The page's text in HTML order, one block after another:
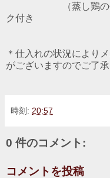
（蒸し鶏のせご
ク付き
＊仕入れの状況により
がございますのでご了承
時刻: 20:57
0 件のコメント:
コメントを投稿